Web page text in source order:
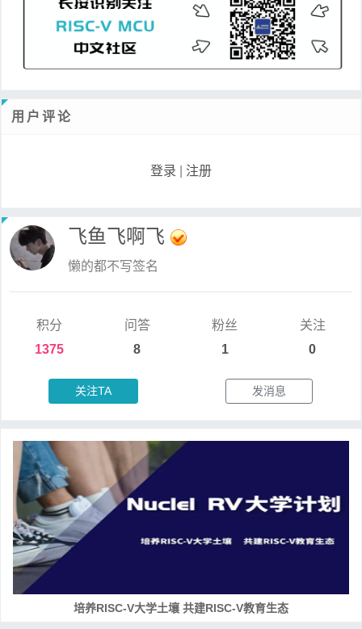
用户评论
登录 注册
飞鱼飞啊飞
懒的都不写签名
积分
1375
问答
8
粉丝
1
关注
0
关注TA 发消息
培养RISC-V大学土壤 共建RISC-V教育生态